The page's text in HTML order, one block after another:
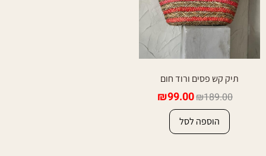
תיק קש פסים ורוד חום
₪189.00
₪99.00
הוספה לסל